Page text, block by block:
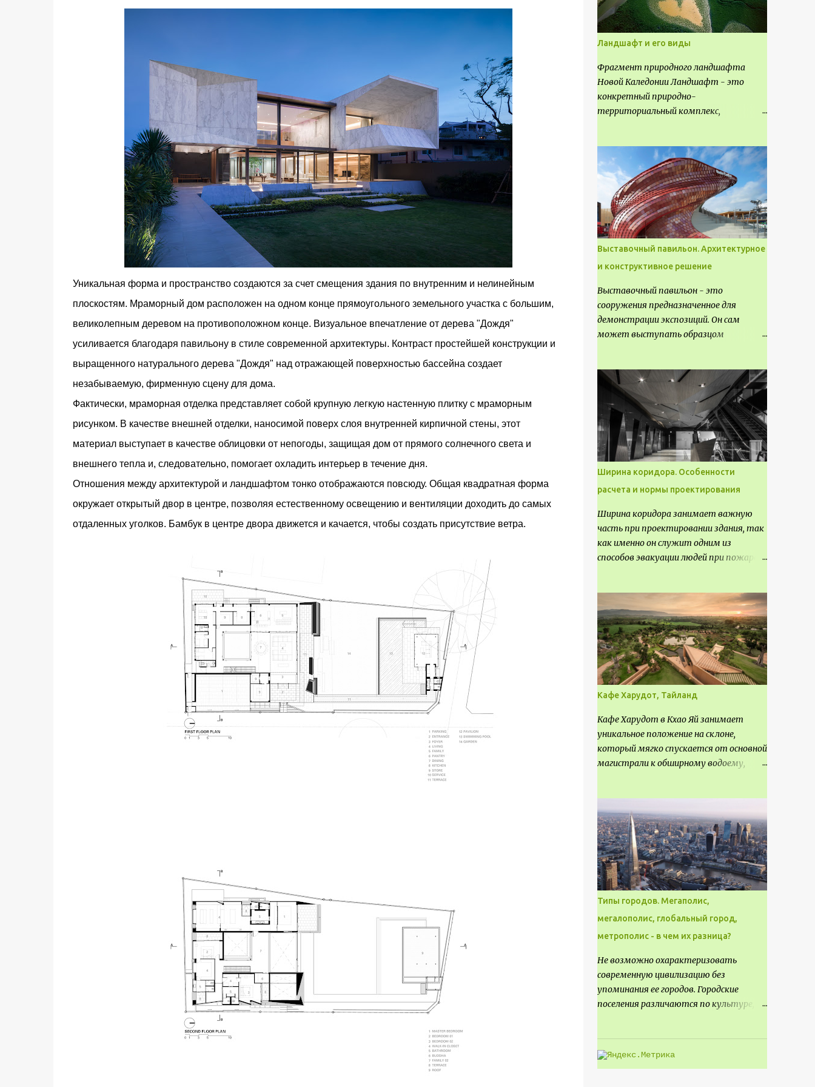
Уникальная форма и пространство создаются за счет смещения здания по внутренним и нелинейным
плоскостям. Мраморный дом расположен на одном конце прямоугольного земельного участка с большим,
великолепным деревом на противоположном конце. Визуальное впечатление от дерева "Дождя"
усиливается благодаря павильону в стиле современной архитектуры. Контраст простейшей конструкции и
выращенного натурального дерева "Дождя" над отражающей поверхностью бассейна создает
незабываемую, фирменную сцену для дома.
Фактически, мраморная отделка представляет собой крупную легкую настенную плитку с мраморным
рисунком. В качестве внешней отделки, наносимой поверх слоя внутренней кирпичной стены, этот
материал выступает в качестве облицовки от непогоды, защищая дом от прямого солнечного света и
внешнего тепла и, следовательно, помогает охладить интерьер в течение дня.
Отношения между архитектурой и ландшафтом тонко отображаются повсюду. Общая квадратная форма
окружает открытый двор в центре, позволяя естественному освещению и вентиляции доходить до самых
отдаленных уголков. Бамбук в центре двора движется и качается, чтобы создать присутствие ветра.
Ландшафт и его виды
Фрагмент природного ландшафта
Новой Каледонии Ландшафт - это
конкретный природно-
территориальный комплекс,
карте и географическое название.
Различают несколько видов
ландшафта, которые отличаются
друг от друга не только оформлением,
но и видом деятельность происходящей
на них. Одни используют в качестве
выращивания агрокультур. Другие для
строительства населенных пунктов и
т.д.
Выставочный павильон. Архитектурное
и конструктивное решение
Выставочный павильон - это
сооружения предназначенное для
демонстрации экспозиций. Он сам
может выступать образцом
достижений. Как правило, это
относится к международным и
всемирным выставкам. Выставочные
павильоны классифицируют на:
универсальные тематические
временные постоянные передвижные
стационарные Назначение
выставочных павильонов - показ
экспозиции, с целью информации,
пропаганды, рекламы, внедрения новых
технологий, обмен опытом,
привлечения внимания и т.д.
Ширина коридора. Особенности
расчета и нормы проектирования
Ширина коридора занимает важную
часть при проектировании здания, так
как именно он служит одним из
способов эвакуации людей при пожаре.
выполнять правильный расчет. Все
особенности рассмотрим в данной
статье.
Кафе Харудот, Тайланд
Кафе Харудот в Кхао Яй занимает
уникальное положение на склоне,
который мягко спускается от основной
магистрали к обширному водоему,
месте не только потенциал для
создания проекта кафе, но и
возможность обустроить
общедоступную смотровую площадку,
куда прохожие могли бы свободно
попасть, не заходя в само заведение.
Типы городов. Мегаполис,
мегалополис, глобальный город,
метрополис - в чем их разница?
Не возможно охарактеризовать
современную цивилизацию без
упоминания ее городов. Городские
поселения различаются по культуре,
более значимыми на протяжении всего
развития региона. Исторически